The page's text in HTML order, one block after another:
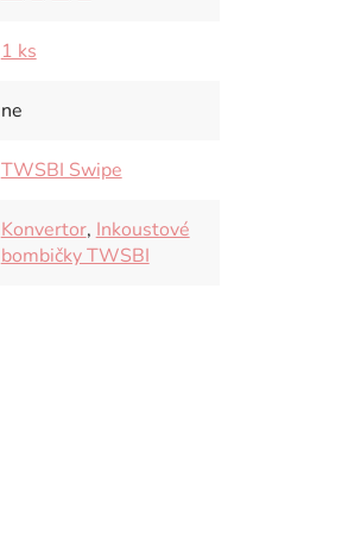
1 ks
ne
TWSBI Swipe
Konvertor, Inkoustové
bombičky TWSBI